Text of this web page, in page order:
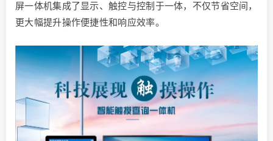
屏一体机集成了显示、触控与控制于一体，不仅节省空间，
更大幅提升操作便捷性和响应效率。